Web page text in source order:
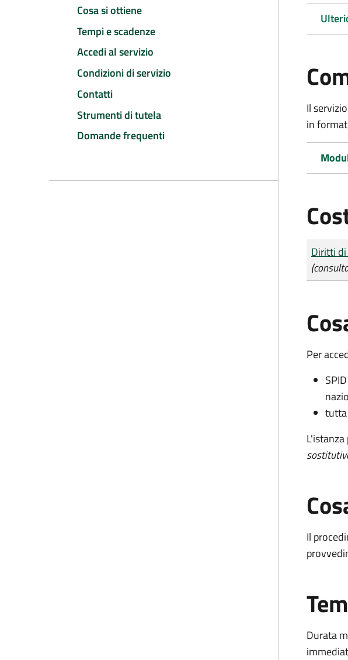
Cosa si ottiene
Tempi e scadenze
Accedi al servizio
Condizioni di servizio
Contatti
Strumenti di tutela
Domande frequenti
Il
in
Tipo di
Importo
Diritti
Per
tutta
Il
Durata